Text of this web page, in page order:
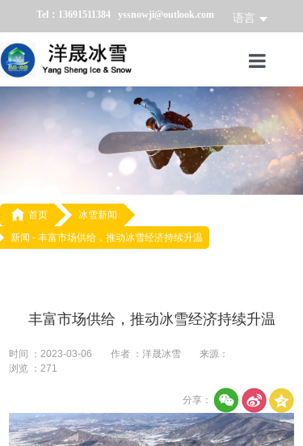
Tel：13691511384 yssnowji@outlook.com 语言
首页
冰雪产品
冰雪业务
 首页
冰雪新闻
新闻 - 丰富市场供给，推动冰雪经济持续升温
丰富市场供给，推动冰雪经济持续升温
时间 ：2023-03-06 作者 ：洋晟冰雪
来源：
浏览 ：271
分享：